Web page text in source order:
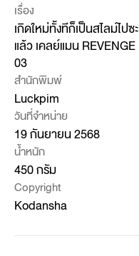
เรื่อง
เกิดใหม่ทั้งทีก็เป็นสไลม์ไปซะ
แล้ว เคลย์แมน REVENGE
03
สำนักพิมพ์
Luckpim
วันที่จำหน่าย
19 กันยายน 2568
น้ำหนัก
450 กรัม
Copyright
Kodansha